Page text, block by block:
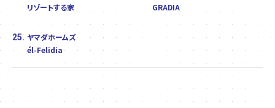
リゾートする家
GRADIA
25. ヤマダホームズ
él-Felidia